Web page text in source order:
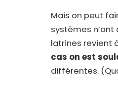
Mais on peut
systèmes
latrines revient
cas on est
différentes.